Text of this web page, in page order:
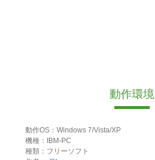
動作環境
動作OS：Windows 7/Vista/XP
機種：IBM-PC
種類：フリーソフト